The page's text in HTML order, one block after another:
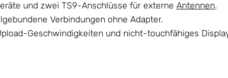
und zwei TS9-Anschlüsse für externe Antennen.
Verbindungen ohne Adapter.
Geschwindigkeiten und nicht-touchfähiges